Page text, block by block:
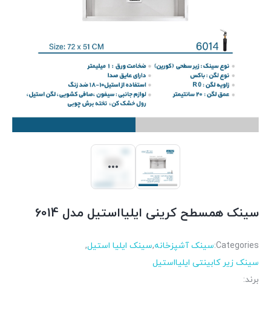
سینک همسطح کرینی ایلیااستیل مدل 6014
Categories: سینک آشپزخانه,سینک ایلیا استیل,
سینک زیر کابینتی ایلیااستیل
برند: